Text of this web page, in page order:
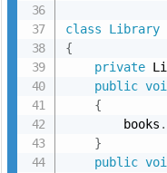
class
Library
{
private
public
{
        books
.
}
public